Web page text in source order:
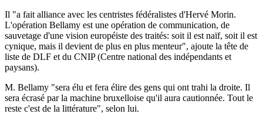
Il "a fait alliance avec les centristes fédéralistes d'Hervé Morin.
L'opération Bellamy est une opération de communication, de
sauvetage d'une vision européiste des traités: soit il est naïf, soit il est
cynique, mais il devient de plus en plus menteur", ajoute la tête de
liste de DLF et du CNIP (Centre national des indépendants et
paysans).
M. Bellamy "sera élu et fera élire des gens qui ont trahi la droite. Il
sera écrasé par la machine bruxelloise qu'il aura cautionnée. Tout le
reste c'est de la littérature", selon lui.